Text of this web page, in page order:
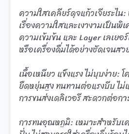
ความใสเคลียร์ดุจแก้วเจียระไ
เรื่องความใสและเงางามเป็นพิ
ความเข้มข้น และ Layer เลเย
หรือเครื่องดื่มได้อย่างชัดเจนสว
เนื้อเหนียว แข็งแรง ไม่บุบง่าย:
ยืดหยุ่นสูง ทนทานต่อแรงบีบ ไม่
การขนส่งเดลิเวอรี สะดวกต่อก
การทนอุณหภูมิ: เหมาะสำหรับเ